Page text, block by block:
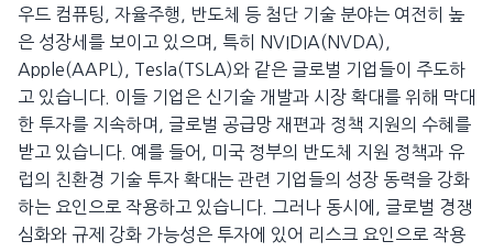
우드 컴퓨팅, 자율주행, 반도체 등 첨단 기술 분야는 여전히 높
은 성장세를 보이고 있으며, 특히 NVIDIA(NVDA),
Apple(AAPL), Tesla(TSLA)와 같은 글로벌 기업들이 주도하
고 있습니다. 이들 기업은 신기술 개발과 시장 확대를 위해 막대
한 투자를 지속하며, 글로벌 공급망 재편과 정책 지원의 수혜를
받고 있습니다. 예를 들어, 미국 정부의 반도체 지원 정책과 유
럽의 친환경 기술 투자 확대는 관련 기업들의 성장 동력을 강화
하는 요인으로 작용하고 있습니다. 그러나 동시에, 글로벌 경쟁
심화와 규제 강화 가능성은 투자에 있어 리스크 요인으로 작용